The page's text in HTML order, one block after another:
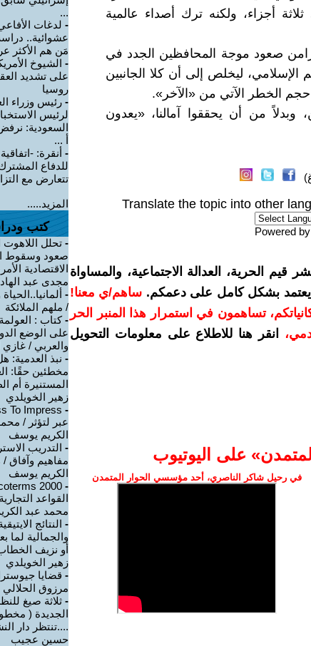
أجزاء، ولكنه ترك أصداء عالمية
صعود موجة المحافظين الجدد في
ليخلص إلى أن كلا الجانبين
حجم الخطر الآتي من «الآخر».
من أن يحققوا آمالنا، «يعدون
Translate the topic into other
Powered by
الحرية، العدالة الاجتماعية، والمساواة
يعتمد بشكل كامل على دعمكم. ساهم/ي معنا!
إمكانياتكم، تساهمون في استمرار هذا المنبر الحر
،
انقر هنا للاطلاع على معلومات التحويل
على اليوتيوب
في رحيل شاكر الناصري، أحد مؤسسي الحوار المتمدن
...
- لدغات
عشوائية..
مَن هم الأكثر
- الشيوخ
على تشديد
روسيا
- رئيس وزراء
لرئيس
السعودية:
أ ...
- أنقرة: -
للدفاع
تتعارض مع
المزيد.....
كتب
- تحلل اللاهوت
صعود وسقوط
الاقتصادية
مجدى عبد
-
/ ملهم الملائكة
-كتاب : العولمة
على الوضع
والعربي / غازي
- نبذ العدمية:
مخطئين حقًا:
المستنيرة أم
زهير الخويلدي
-
To Impress
عبر لتؤثر /
الكريم يوسف
- التدريب
مفاهيم وآفاق
الكريم يوسف
-
2000
القواعد
محمد عبد
- النتائج
والجمالية لما
أو نزيف
زهير الخويلدي
- قضايا
مرزوق الحلالي
- ثلاثة صيغ
الجديدة (
....تنتظر دار
حسين عجيب